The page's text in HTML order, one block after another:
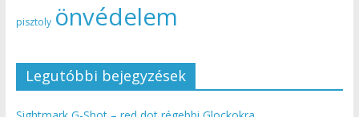
pisztoly önvédelem
Legutóbbi bejegyzések